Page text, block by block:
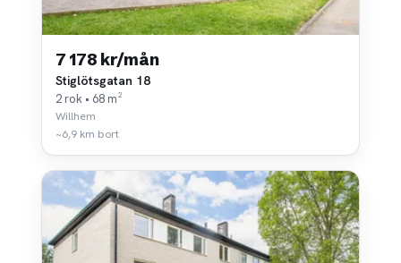
7 178 kr/mån
Stiglötsgatan 18
2 rok • 68 m²
Willhem
~6,9 km bort